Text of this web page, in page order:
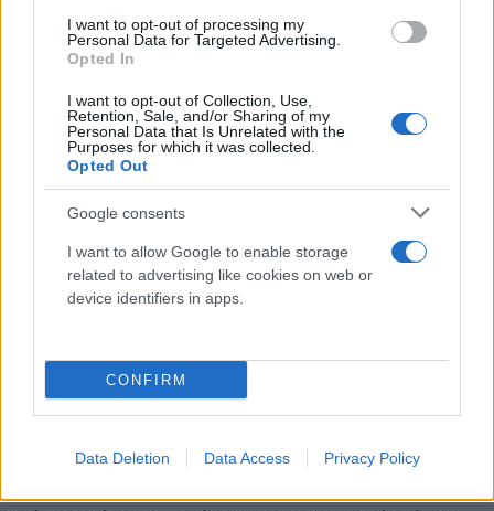
I want to opt-out of processing my
Personal Data for Targeted Advertising.
Opted In
I want to opt-out of Collection, Use,
Retention, Sale, and/or Sharing of my
Personal Data that Is Unrelated with the
Purposes for which it was collected.
Opted Out
Google consents
I want to allow Google to enable storage
related to advertising like cookies on web or
device identifiers in apps.
CONFIRM
Data Deletion Data Access Privacy Policy
κλήρωση μεταξύ των δικαιούχων που θα έχουν
υποβάλει αίτηση.
Το τηλέφωνο εξυπηρέτησης για τους πολίτες είναι
το 210-2600610 και η γραμμή θα ξεκινήσει τη
λειτουργία της παράλληλα με τη λειτουργία της
Αναλυτικές πληροφορίες μπορούν να βρουν οι
ενδιαφερόμενοι στους
τις 12:00 μ.μ.).
Ποιοι «κόβονται» από το πρόγραμμα